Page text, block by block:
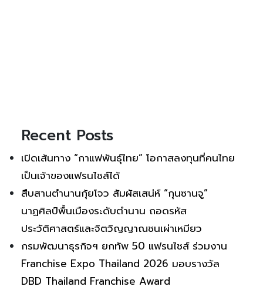
Recent Posts
เปิดเส้นทาง “กาแฟพันธุ์ไทย” โอกาสลงทุนที่คนไทย
เป็นเจ้าของแฟรนไชส์ได้
สืบสานตำนานกุ้ยโจว สัมผัสเสน่ห์ “กุนซานจู”
นาฏศิลป์พื้นเมืองระดับตำนาน ถอดรหัส
ประวัติศาสตร์และจิตวิญญาณชนเผ่าเหมียว
กรมพัฒนาธุรกิจฯ ยกทัพ 50 แฟรนไชส์ ร่วมงาน
Franchise Expo Thailand 2026 มอบรางวัล
DBD Thailand Franchise Award